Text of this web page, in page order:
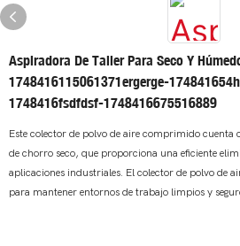
Aspiradora De Taller Para Seco Y
1748416115061371ergerge-
1748416fsdfdsf-1748416675516889
Este colector de polvo de aire comprimido
de chorro seco, que proporciona una eficiente
aplicaciones industriales. El colector de polvo de
para mantener entornos de trabajo limpios y